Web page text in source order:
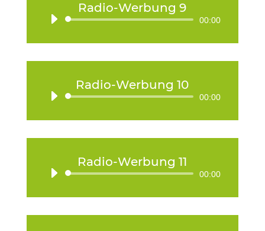
Radio-Werbung 9
Audio-
00:00
Radio-Werbung 10
Audio-
00:00
Radio-Werbung 11
Audio-
00:00